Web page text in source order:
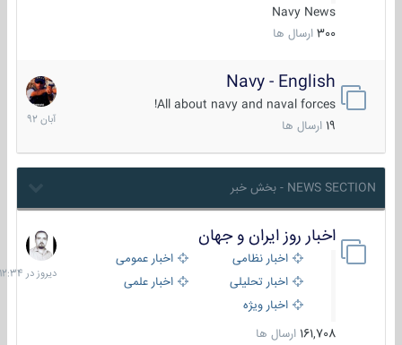
Navy News
300 ارسال ها
Navy - English
All about navy and naval forces!
ارسال ها
22
آبان
1392
NEWS SECTION - بخش خبر
اخبار روز ایران و جهان
اخبار نظامی
اخبار عمومی
اخبار تحلیلی
اخبار علمی
اخبار ویژه
161,708 ارسال ها
دیروز
در
12:34